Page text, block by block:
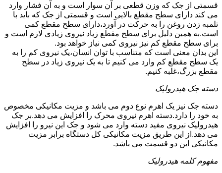
قسمتی از جک که وزن قطعی بر آن سوار است و به آن فشار وارد
می کند دارای سطح مقطع بالایی است و قسمتی از جک که باید با
تلمبه زدن روغن را به حرکت در آورد،دارای سطح مقطع کمی
است.به همین دلیل برای سطح مقطع زیاد نیروی زیادی لازم است و
برای سطح مقطع کم نیز نیروی کمی نیاز خواهد بود.
این بدان معنی است که متناسب با توان انسان،یک نیروی کم را به
یک سطح مقطع کم وارد می کنیم تا به یک نیروی زیاد در سطح
مقطع بزرگ،غلبه کنیم.
دسته جک هیدرولیک
دسته جک نیز یک اهرم نوع دوم می باشد و مزیت مکانیکی مخصوص
به خود را دارد.دسته اهرم نیروی محرک را افزایش می دهد.بر جک
هیدرولیک نیروی مفید دسته وارد می شود و جک این نیرو را افزایش
می دهد.از این طریق مزیت مکانیکی کل دستگاه برابر مزیت
مکانیکی این دو قسمت می باشد.
مفهوم کلمه هیدرولیک